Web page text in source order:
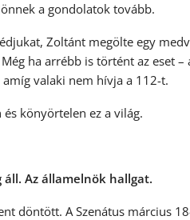
a gondolatok tovább.
Zoltánt megölte egy
ha arrébb is történt az eset
amíg valaki nem hívja a 112-t.
és könyörtelen ez a világ.
áll. Az államelnök hallgat.
döntött. A Szenátus március